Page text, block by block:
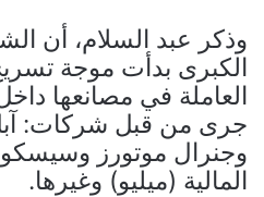
وذكر عبد السلام، أن
الكبرى بدأت موجة تسريح
العاملة في مصانعها
جرى من قبل شركات:
وجنرال موتورز وسيسكو
المالية (ميليو) وغيرها.